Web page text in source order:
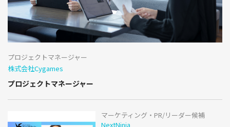
プロジェクトマネージャー
株式会社Cygames
プロジェクトマネージャー
マーケティング・PR/リーダー候補
NextNinja